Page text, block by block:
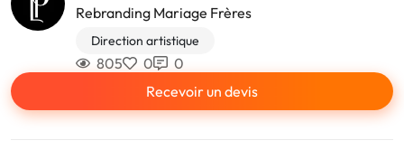
Rebranding Mariage Frères
Direction artistique
805 0
0
Recevoir un devis